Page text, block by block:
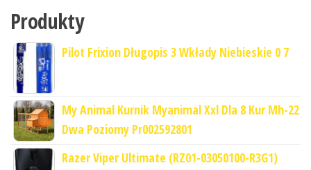
Produkty
Pilot Frixion Długopis 3 Wkłady Niebieskie 0 7
My Animal Kurnik Myanimal Xxl Dla 8 Kur Mh-22
Dwa Poziomy Pr002592801
Razer Viper Ultimate (RZ01-03050100-R3G1)